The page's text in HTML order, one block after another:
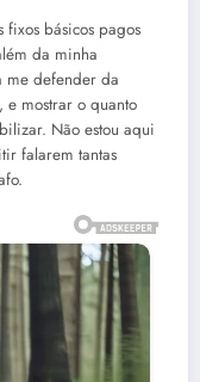
fixos básicos pagos
da minha
me defender da
e mostrar o quanto
Não estou aqui
falarem tantas